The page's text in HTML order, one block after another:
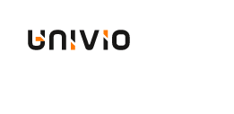
content